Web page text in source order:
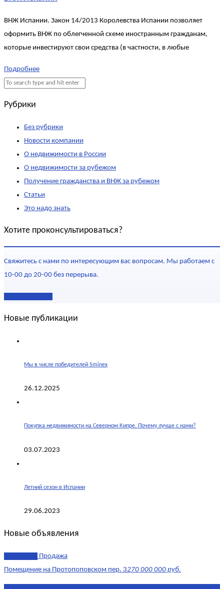
ВНЖ Испании. Закон 14/2013 Королевства Испании позволяет
оформить ВНЖ по облегченной схеме иностранным гражданам,
которые инвестируют свои средства (в частности, в любые
Подробнее
Рубрики
Без рубрики
Новости компании
О недвижимости в России
О недвижимости за рубежом
Получение гражданства и ВНЖ за рубежом
Статьи
Это надо знать
Хотите проконсультироваться?
Свяжитесь с нами по интересующим вас вопросам. Мы работаем с
10-00 до 20-00 без перерыва.
Новые публикации
Мы в числе победителей Sminex
26.12.2025
Покупка недвижимости на Северном Кипре. Почему лучше с нами?
03.07.2023
Летний сезон в Испании
29.06.2023
Новые объявления
Продажа
Помещение на Протопоповском пер. 3270 000 000 руб.